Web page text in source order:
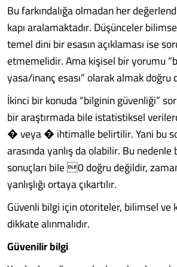
Bu farkındalığa olmadan her
kapı aralamaktadır. Düşünceler
temel dini bir esasın açıklaması ise
etmemelidir. Ama kişisel bir yorumu
yasa/inanç esası” olarak almak doğru
İkinci bir konuda “bilginin güvenliği”
bir araştırmada bile istatistiksel
� veya � ihtimalle belirtilir. Yani bu
arasında yanlış da olabilir. Bu
sonuçları bile 0 doğru değildir,
yanlışlığı ortaya çıkartılır.
Güvenli bilgi için otoriteler, bilimsel ve
dikkate alınmalıdır.
Güvenilir bilgi